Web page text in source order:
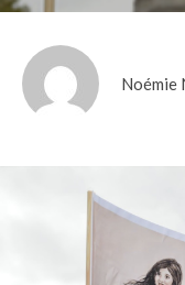
Noémie